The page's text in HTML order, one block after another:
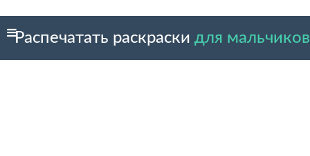
Распечатать раскраски для мальчиков